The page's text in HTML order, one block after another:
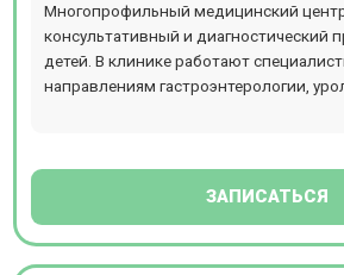
Многопрофильный медицинский
консультативный и диагностический
детей. В клинике работают
направлениям гастроэнтерологии,
кардиологии, неврологии, терапии и
ЗАПИСАТЬСЯ